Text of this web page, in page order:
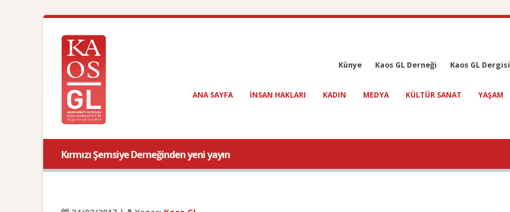
Künye Kaos GL Derneği Kaos GL Dergisi
ANA SAYFA INSAN HAKLARI KADIN MEDYA KÜLTÜR SANAT YAŞAM
Kırmızı Şemsiye Derneğinden yeni yayın